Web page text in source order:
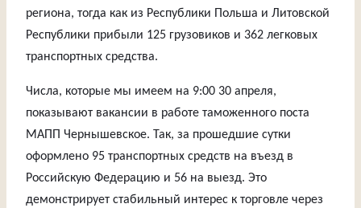
региона, тогда как из Республики Польша и Литовской
Республики прибыли 125 грузовиков и 362 легковых
транспортных средства.
Числа, которые мы имеем на 9:00 30 апреля,
показывают вакансии в работе таможенного поста
МАПП Чернышевское. Так, за прошедшие сутки
оформлено 95 транспортных средств на въезд в
Российскую Федерацию и 56 на выезд. Это
демонстрирует стабильный интерес к торговле через